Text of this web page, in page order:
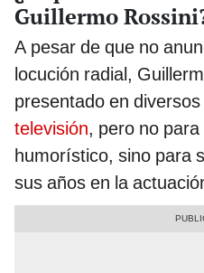
Guillermo
A pesar de que no
locución radial,
presentado en diversos
televisión, pero no
humorístico, sino para
sus años en la